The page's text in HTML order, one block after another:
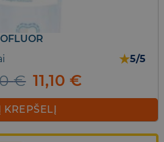
★5/5
€ Original
price
was:
13,90 €.
11,10€Current
price
11,10 €.
KREPŠELĮ